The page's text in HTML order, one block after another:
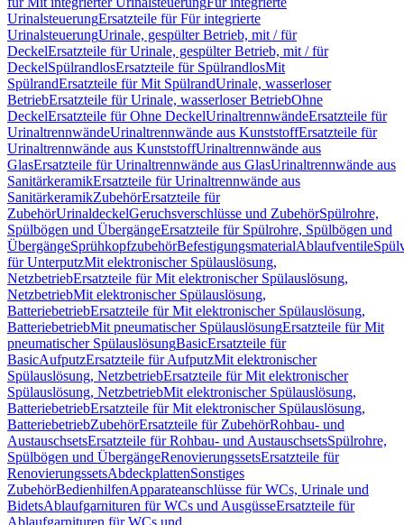
UrinalsteuerungErsatzteile für Für integrierte
UrinalsteuerungUrinale, gespülter Betrieb, mit / für
DeckelErsatzteile für Urinale, gespülter Betrieb, mit / für
DeckelSpülrandlosErsatzteile für SpülrandlosMit
SpülrandErsatzteile für Mit SpülrandUrinale, wasserloser
BetriebErsatzteile für Urinale, wasserloser BetriebOhne
DeckelErsatzteile für Ohne DeckelUrinaltrennwändeErsatzteile für
UrinaltrennwändeUrinaltrennwände aus KunststoffErsatzteile für
Urinaltrennwände aus KunststoffUrinaltrennwände aus
GlasErsatzteile für Urinaltrennwände aus GlasUrinaltrennwände aus
SanitärkeramikErsatzteile für Urinaltrennwände aus
SanitärkeramikZubehörErsatzteile für
ZubehörUrinaldeckelGeruchsverschlüsse und ZubehörSpülrohre,
Spülbögen und ÜbergängeErsatzteile für Spülrohre, Spülbögen und
ÜbergängeSprühkopfzubehörBefestigungsmaterialAblaufventile
für UnterputzMit elektronischer Spülauslösung,
NetzbetriebErsatzteile für Mit elektronischer Spülauslösung,
NetzbetriebMit elektronischer Spülauslösung,
BatteriebetriebErsatzteile für Mit elektronischer Spülauslösung,
BatteriebetriebMit pneumatischer SpülauslösungErsatzteile für Mit
pneumatischer SpülauslösungBasicErsatzteile für
BasicAufputzErsatzteile für AufputzMit elektronischer
Spülauslösung, NetzbetriebErsatzteile für Mit elektronischer
Spülauslösung, NetzbetriebMit elektronischer Spülauslösung,
BatteriebetriebErsatzteile für Mit elektronischer Spülauslösung,
BatteriebetriebZubehörErsatzteile für ZubehörRohbau- und
AustauschsetsErsatzteile für Rohbau- und AustauschsetsSpülrohre,
Spülbögen und ÜbergängeRenovierungssetsErsatzteile für
RenovierungssetsAbdeckplattenSonstiges
ZubehörBedienhilfenApparateanschlüsse für WCs, Urinale und
BidetsAblaufgarnituren für WCs und AusgüsseErsatzteile für
Ablaufgarnituren für WCs und